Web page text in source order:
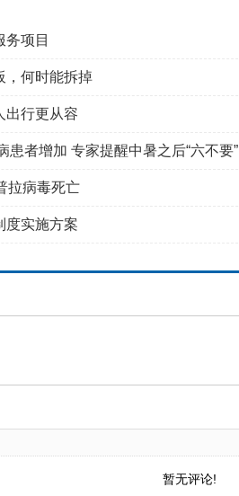
务项目
，何时能拆掉
出行更从容
患者增加 专家提醒中暑之后“六不要”
拉病毒死亡
度实施方案
暂无评论!